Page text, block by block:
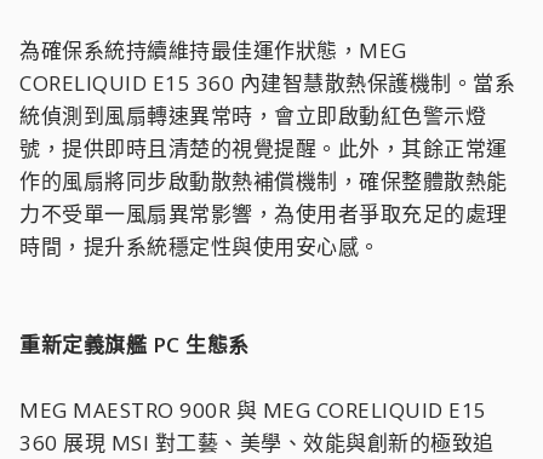
為確保系統持續維持最佳運作狀態，MEG
CORELIQUID E15 360 內建智慧散熱保護機制。當系
統偵測到風扇轉速異常時，會立即啟動紅色警示燈
號，提供即時且清楚的視覺提醒。此外，其餘正常運
作的風扇將同步啟動散熱補償機制，確保整體散熱能
力不受單一風扇異常影響，為使用者爭取充足的處理
時間，提升系統穩定性與使用安心感。
重新定義旗艦 PC 生態系
MEG MAESTRO 900R 與 MEG CORELIQUID E15
360 展現 MSI 對工藝、美學、效能與創新的極致追